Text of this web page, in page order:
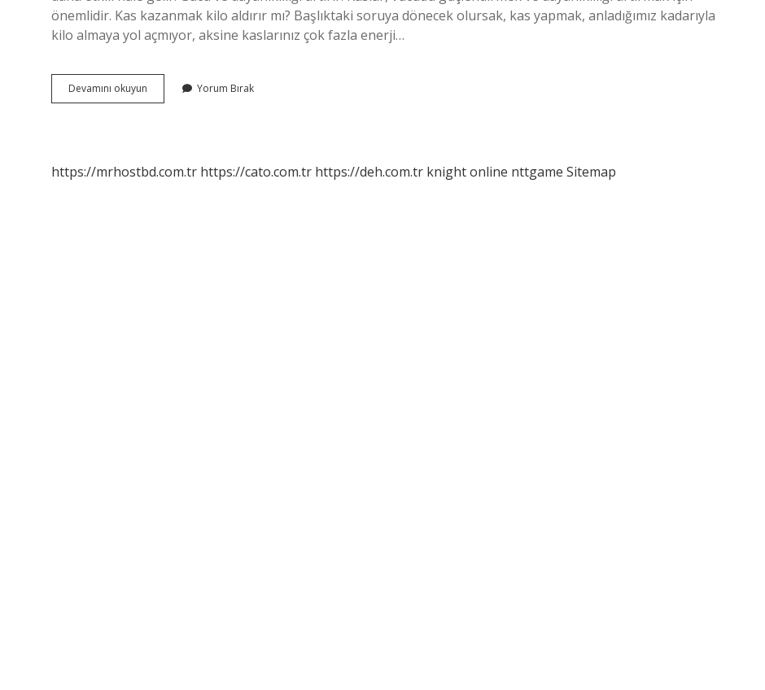
önemlidir. Kas kazanmak kilo aldırır mı? Başlıktaki soruya dönecek olursak, kas yapmak, anladığımız kadarıyla
kilo almaya yol açmıyor, aksine kaslarınız çok fazla enerji…
Devamını okuyun
Kas
Yorum Bırak
https://mrhostbd.com.tr https://cato.com.tr https://deh.com.tr knight online nttgame Sitemap